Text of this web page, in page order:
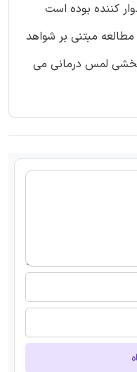
کننده بوده است
آمریکا، 2006). این مطالعه مبتنی بر شواهد
لمس درمانی می